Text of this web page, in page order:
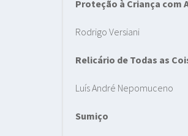
Proteção à Criança com
Rodrigo Versiani
Relicário de Todas as
Luís André Nepomuceno
Sumiço